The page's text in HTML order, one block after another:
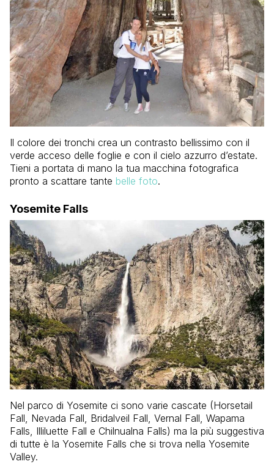
Il colore dei tronchi crea un contrasto bellissimo con il
verde acceso delle foglie e con il cielo azzurro d’estate.
Tieni a portata di mano la tua macchina fotografica
pronto a scattare tante belle foto.
Yosemite Falls
Nel parco di Yosemite ci sono varie cascate (Horsetail
Fall, Nevada Fall, Bridalveil Fall, Vernal Fall, Wapama
Falls, Illiluette Fall e Chilnualna Falls) ma la più suggestiva
di tutte è la Yosemite Falls che si trova nella Yosemite
Valley.